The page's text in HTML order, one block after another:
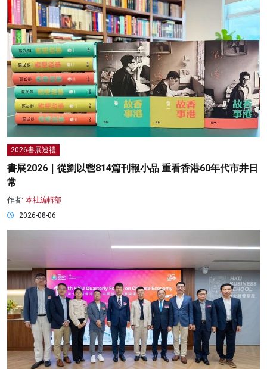
2026書展巡禮
書展2026｜從劉以鬯814篇刊報小品 重看香港60年代市井日
常
作者: 本社編輯部
2026-08-06